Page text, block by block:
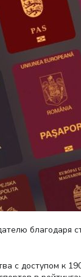
с доступом к